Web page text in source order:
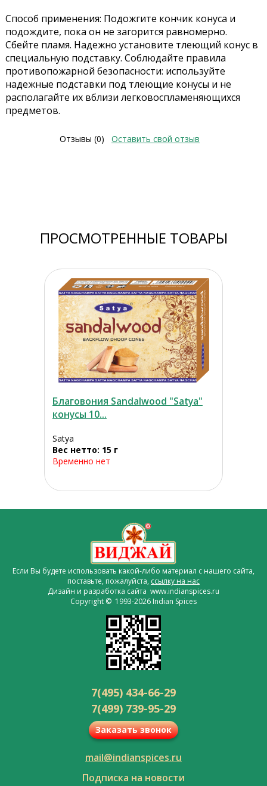
Способ применения: Подожгите кончик конуса и
подождите, пока он не загорится равномерно.
Сбейте пламя. Надежно установите тлеющий конус в
специальную подставку. Соблюдайте правила
противопожарной безопасности: используйте
надежные подставки под тлеющие конусы и не
располагайте их вблизи легковоспламеняющихся
предметов.
Отзывы (0) Оставить свой отзыв
ПРОСМОТРЕННЫЕ ТОВАРЫ
Благовония Sandalwood "Satya"
конусы 10...
Satya
Вес нетто: 15 г
Временно нет
Если Вы будете использовать какой-либо материал с нашего сайта,
поставьте, пожалуйста, ссылку на нас
Дизайн и разработка сайта www.indianspices.ru
Copyright © 1993-2026 Indian Spices
7(495) 434-66-29
7(499) 739-95-29
Заказать звонок
mail@indianspices.ru
Подписка на новости